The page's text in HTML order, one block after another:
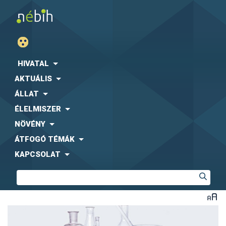
HIVATAL
AKTUÁLIS
ÁLLAT
ÉLELMISZER
NÖVÉNY
ÁTFOGÓ TÉMÁK
KAPCSOLAT